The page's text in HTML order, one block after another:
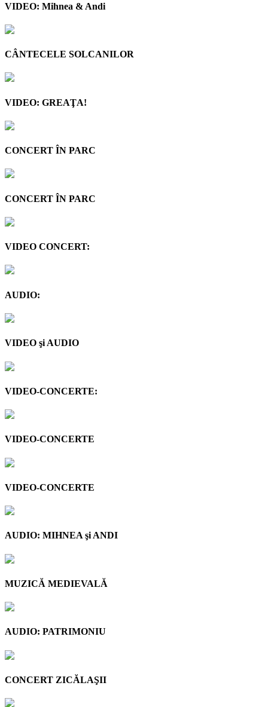
VIDEO: Mihnea & Andi
CÂNTECELE SOLCANILOR
VIDEO: GREAŢA!
CONCERT ÎN PARC
CONCERT ÎN PARC
VIDEO CONCERT:
AUDIO:
VIDEO şi AUDIO
VIDEO-CONCERTE:
VIDEO-CONCERTE
VIDEO-CONCERTE
AUDIO: MIHNEA şi ANDI
MUZICĂ MEDIEVALĂ
AUDIO: PATRIMONIU
CONCERT ZICĂLAŞII